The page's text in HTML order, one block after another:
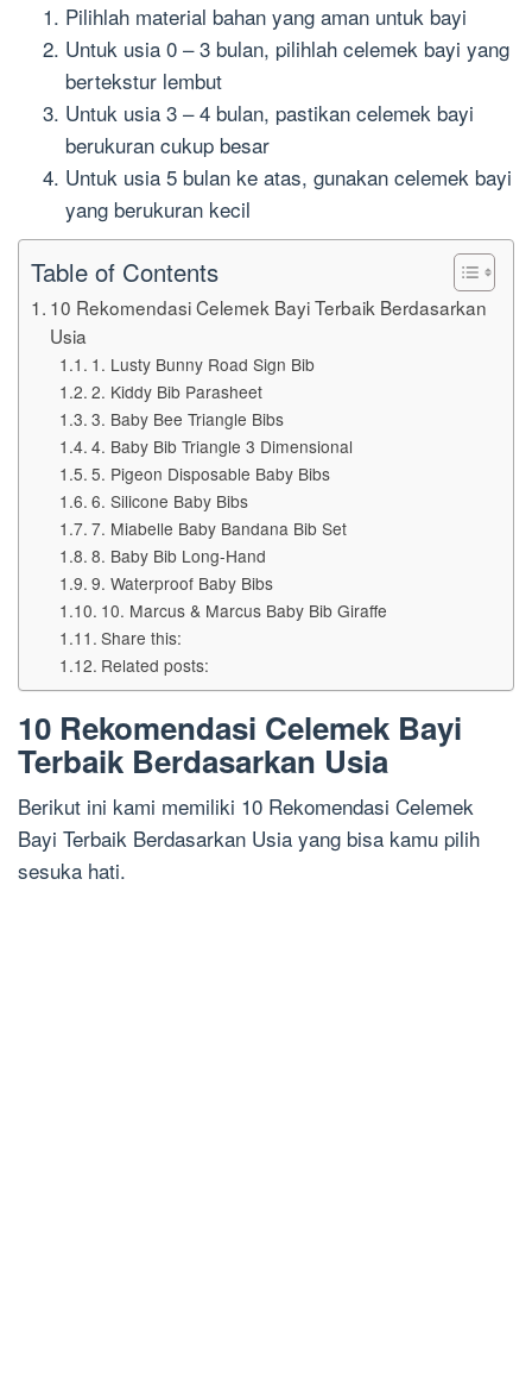
Pilihlah material bahan yang aman untuk bayi
Untuk usia 0 – 3 bulan, pilihlah celemek bayi yang
bertekstur lembut
Untuk usia 3 – 4 bulan, pastikan celemek bayi
berukuran cukup besar
Untuk usia 5 bulan ke atas, gunakan celemek bayi
yang berukuran kecil
Table of Contents
10 Rekomendasi Celemek Bayi Terbaik Berdasarkan
Usia
1. Lusty Bunny Road Sign Bib
2. Kiddy Bib Parasheet
3. Baby Bee Triangle Bibs
4. Baby Bib Triangle 3 Dimensional
5. Pigeon Disposable Baby Bibs
6. Silicone Baby Bibs
7. Miabelle Baby Bandana Bib Set
8. Baby Bib Long-Hand
9. Waterproof Baby Bibs
10. Marcus & Marcus Baby Bib Giraffe
Share this:
Related posts:
10 Rekomendasi Celemek Bayi
Terbaik Berdasarkan Usia
Berikut ini kami memiliki 10 Rekomendasi Celemek
Bayi Terbaik Berdasarkan Usia yang bisa kamu pilih
sesuka hati.